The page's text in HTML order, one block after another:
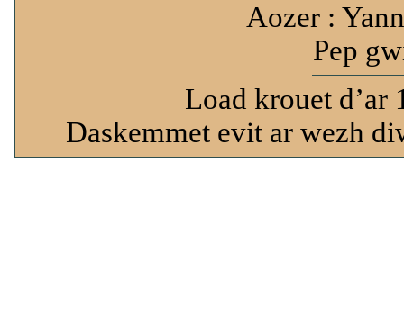
Aozer :
Pep
Load krouet d’ar
Daskemmet evit ar wezh